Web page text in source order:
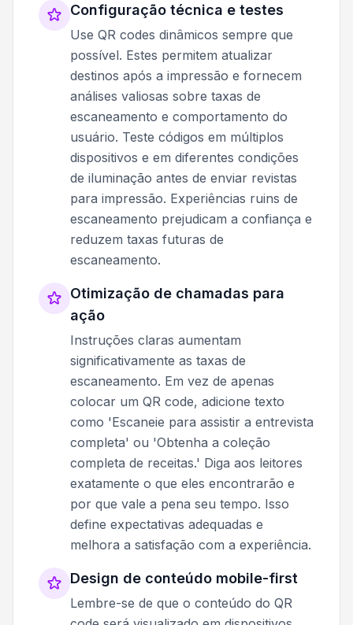
Configuração técnica e testes
Use QR codes dinâmicos sempre que
possível. Estes permitem atualizar
destinos após a impressão e fornecem
análises valiosas sobre taxas de
escaneamento e comportamento do
usuário. Teste códigos em múltiplos
dispositivos e em diferentes condições
de iluminação antes de enviar revistas
para impressão. Experiências ruins de
escaneamento prejudicam a confiança e
reduzem taxas futuras de
escaneamento.
Otimização de chamadas para
ação
Instruções claras aumentam
significativamente as taxas de
escaneamento. Em vez de apenas
colocar um QR code, adicione texto
como 'Escaneie para assistir a entrevista
completa' ou 'Obtenha a coleção
completa de receitas.' Diga aos leitores
exatamente o que eles encontrarão e
por que vale a pena seu tempo. Isso
define expectativas adequadas e
melhora a satisfação com a experiência.
Design de conteúdo mobile-first
Lembre-se de que o conteúdo do QR